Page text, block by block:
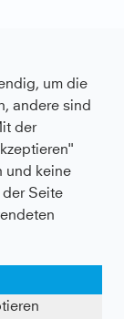
um die
andere sind
der
und keine
Seite